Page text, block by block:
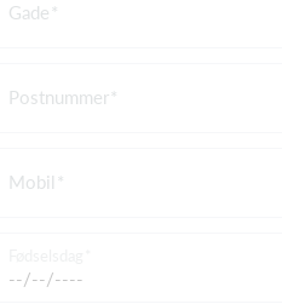
Gade
Postnummer
Mobil